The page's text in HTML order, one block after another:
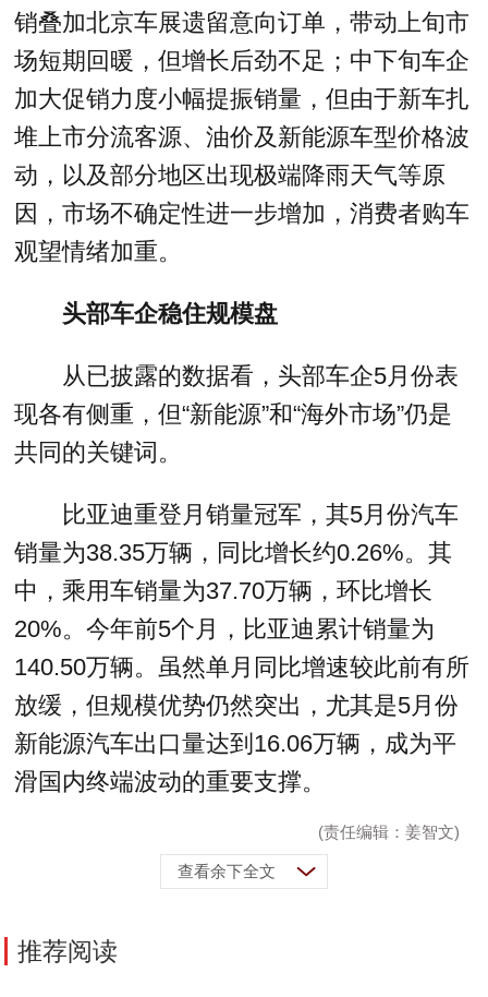
销叠加北京车展遗留意向订单，带动上旬市
场短期回暖，但增长后劲不足；中下旬车企
加大促销力度小幅提振销量，但由于新车扎
堆上市分流客源、油价及新能源车型价格波
动，以及部分地区出现极端降雨天气等原
因，市场不确定性进一步增加，消费者购车
观望情绪加重。
头部车企稳住规模盘
从已披露的数据看，头部车企5月份表
现各有侧重，但“新能源”和“海外市场”仍是
共同的关键词。
比亚迪重登月销量冠军，其5月份汽车
销量为38.35万辆，同比增长约0.26%。其
中，乘用车销量为37.70万辆，环比增长
20%。今年前5个月，比亚迪累计销量为
140.50万辆。虽然单月同比增速较此前有所
放缓，但规模优势仍然突出，尤其是5月份
新能源汽车出口量达到16.06万辆，成为平
滑国内终端波动的重要支撑。
(责任编辑：姜智文)
查看余下全文
推荐阅读